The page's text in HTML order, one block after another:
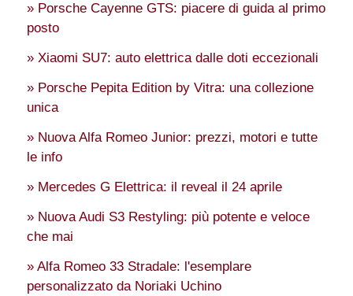
» Porsche Cayenne GTS: piacere di guida al primo
posto
» Xiaomi SU7: auto elettrica dalle doti eccezionali
» Porsche Pepita Edition by Vitra: una collezione
unica
» Nuova Alfa Romeo Junior: prezzi, motori e tutte
le info
» Mercedes G Elettrica: il reveal il 24 aprile
» Nuova Audi S3 Restyling: più potente e veloce
che mai
» Alfa Romeo 33 Stradale: l'esemplare
personalizzato da Noriaki Uchino